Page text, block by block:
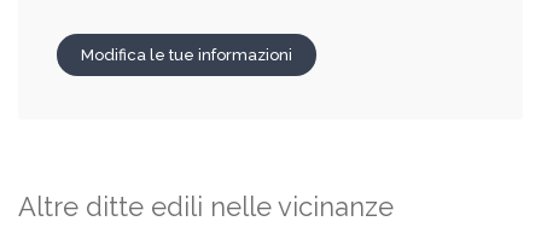
Modifica le tue informazioni
Altre ditte edili nelle vicinanze